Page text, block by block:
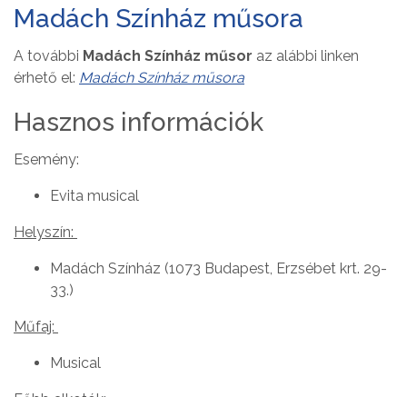
Madách Színház műsora
A további Madách Színház műsor az alábbi linken
érhető el: Madách Színház műsora
Hasznos információk
Esemény:
Evita musical
Helyszín:
Madách Színház (1073 Budapest, Erzsébet krt. 29-
33.)
Műfaj:
Musical